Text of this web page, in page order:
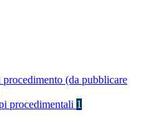
(da pubblicare
procedimentali 1